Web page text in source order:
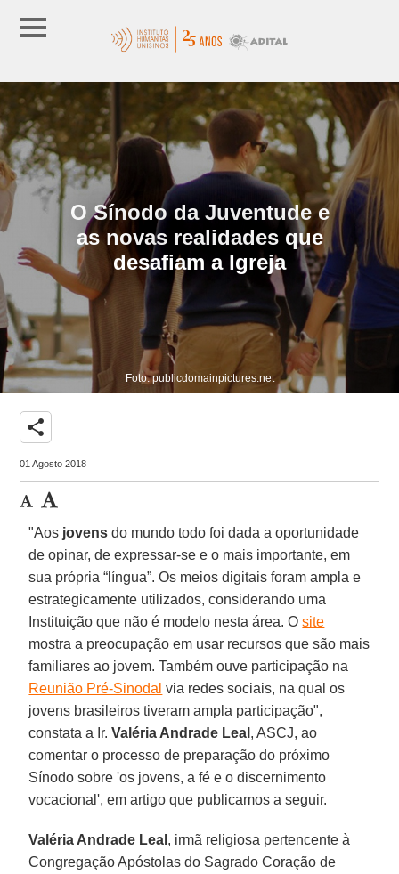
O Sínodo da Juventude e
as novas realidades que
desafiam a Igreja
Foto: publicdomainpictures.net
share
01 Agosto 2018
"Aos jovens do mundo todo foi dada a oportunidade
de opinar, de expressar-se e o mais importante, em
sua própria “língua”. Os meios digitais foram ampla e
estrategicamente utilizados, considerando uma
Instituição que não é modelo nesta área. Osite
mostra a preocupação em usar recursos que são mais
familiares ao jovem. Também ouve participação na
Reunião Pré-Sinodal via redes sociais, na qual os
jovens brasileiros tiveram ampla participação",
constata a Ir.Valéria Andrade Leal , ASCJ, ao
comentar o processo de preparação do próximo
Sínodo sobre 'os jovens, a fé e o discernimento
vocacional', em artigo que publicamos a seguir.
Valéria Andrade Leal , irmã religiosa pertencente à
Congregação Apóstolas do Sagrado Coração de